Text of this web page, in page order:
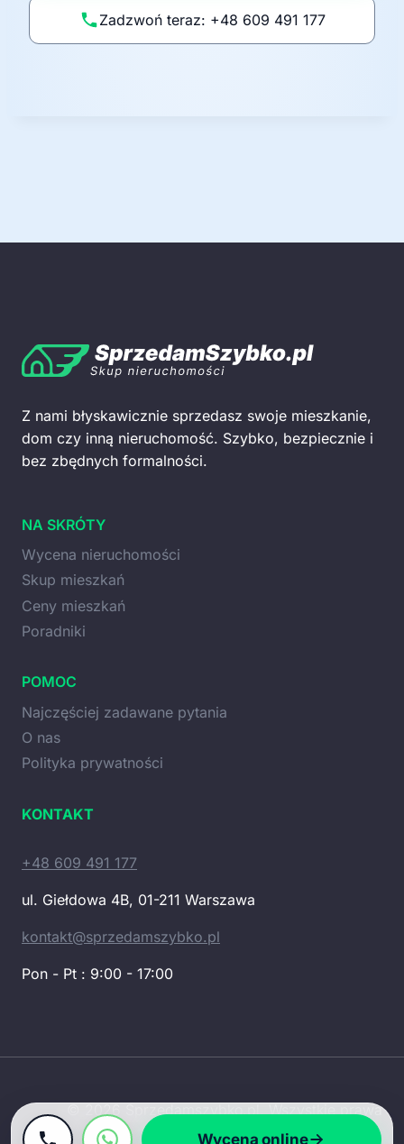
li
t
Zadzwoń teraz: +48 609 491 177
Z nami błyskawicznie sprzedasz swoje mieszkanie,
dom czy inną nieruchomość. Szybko, bezpiecznie i
bez zbędnych formalności.
NA SKRÓTY
Wycena nieruchomości
Skup mieszkań
Ceny mieszkań
Poradniki
POMOC
Najczęściej zadawane pytania
O nas
Polityka prywatności
KONTAKT
+48 609 491 177
ul. Giełdowa 4B, 01-211 Warszawa
kontakt@sprzedamszybko.pl
Pon - Pt : 9:00 - 17:00
© 2026 Sprzedamszybko.pl. Wszystkie prawa
zastrzeżone.
Wycena online